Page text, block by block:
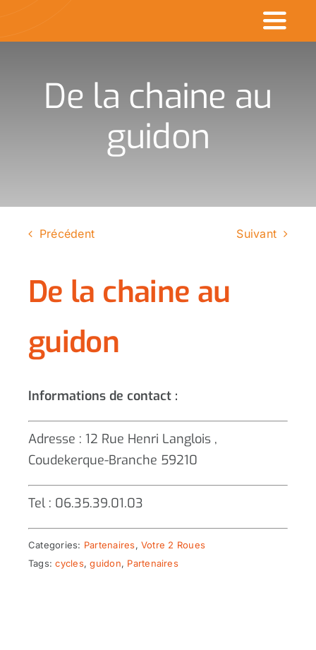
Commerçants en
Made in CDK
Rechercher
De la chaine au
guidon
Précédent Suivant
De la chaine au
guidon
Informations de contact :
Adresse : 12 Rue Henri Langlois ,
Coudekerque-Branche 59210
Tel : 06.35.39.01.03
Categories: Partenaires, Votre 2 Roues
Tags:cycles,guidon, Partenaires